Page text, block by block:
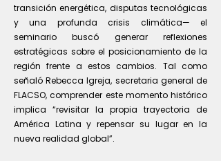
transición energética, disputas tecnológicas
y una profunda crisis climática— el
seminario buscó generar reflexiones
estratégicas sobre el posicionamiento de la
región frente a estos cambios. Tal como
señaló Rebecca Igreja, secretaria general de
FLACSO, comprender este momento histórico
implica “revisitar la propia trayectoria de
América Latina y repensar su lugar en la
nueva realidad global”.